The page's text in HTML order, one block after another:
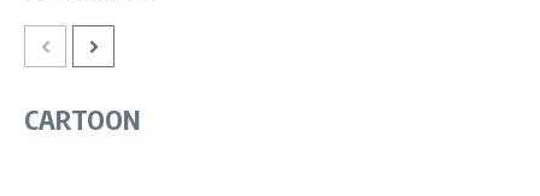
CARTOON